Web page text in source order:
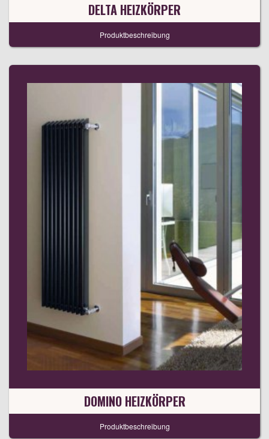
DELTA HEIZKÖRPER
Produktbeschreibung
DOMINO HEIZKÖRPER
Produktbeschreibung